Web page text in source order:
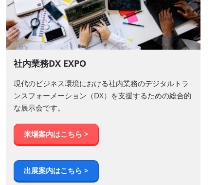
社内業務DX EXPO
現代のビジネス環境における社内業務のデジタルトラ
ンスフォーメーション（DX）を支援するための総合的
な展示会です。
来場案内はこちら >
出展案内はこちら >